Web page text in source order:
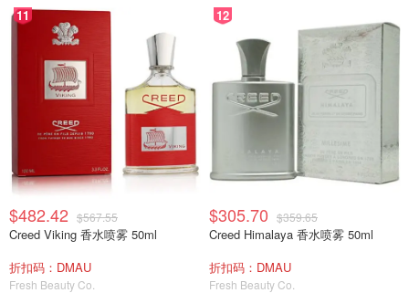
11
$482.42 $567.55
Creed Viking 香水喷雾 50ml
折扣码：DMAU
Fresh Beauty Co.
12
$305.70 $359.65
Creed Himalaya 香水喷雾 50ml
折扣码：DMAU
Fresh Beauty Co.